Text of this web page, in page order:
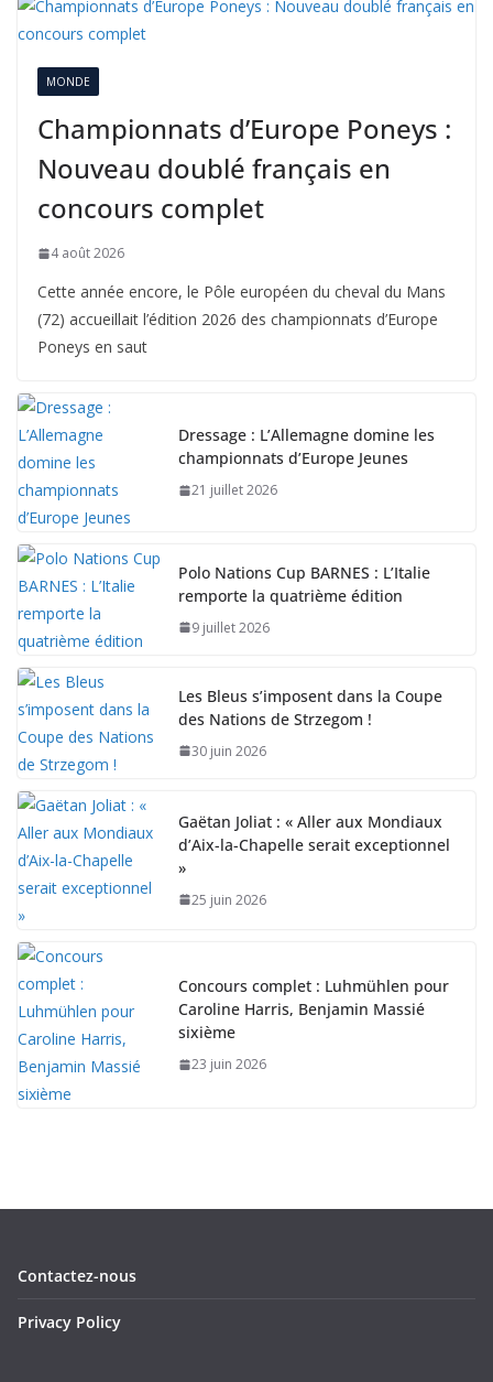
MONDE
Championnats d’Europe Poneys :
Nouveau doublé français en
concours complet
4 août 2026
Cette année encore, le Pôle européen du cheval du Mans
(72) accueillait l’édition 2026 des championnats d’Europe
Poneys en saut
Dressage : L’Allemagne domine les
championnats d’Europe Jeunes
21 juillet 2026
Polo Nations Cup BARNES : L’Italie
remporte la quatrième édition
9 juillet 2026
Les Bleus s’imposent dans la Coupe
des Nations de Strzegom !
30 juin 2026
Gaëtan Joliat : « Aller aux Mondiaux
d’Aix-la-Chapelle serait exceptionnel
»
25 juin 2026
Concours complet : Luhmühlen pour
Caroline Harris, Benjamin Massié
sixième
23 juin 2026
Contactez-nous
Privacy Policy